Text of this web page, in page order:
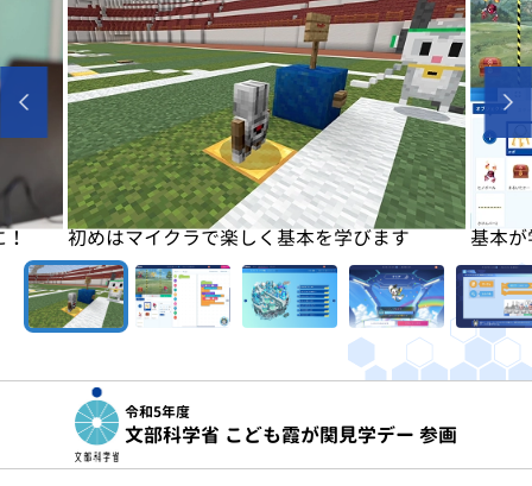
！ 初めはマイクラで楽しく基本を学びます 基本
令和5年度
文部科学省 こども霞が関見学デー 参画